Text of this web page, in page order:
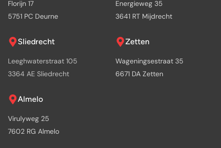
Florijn 17
5751 PC Deurne
Energieweg 35
3641 RT Mijdrecht
Sliedrecht
Leeghwaterstraat 105
3364 AE Sliedrecht
Zetten
Wageningsestraat 35
6671 DA Zetten
Almelo
Virulyweg 25
7602 RG Almelo